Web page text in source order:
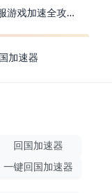
去国外能打王国保卫战4吗？海外玩家国服游戏加速全攻略（附公主连结幻想江湖实测）
加速器
回国加速器
一键回国加速器